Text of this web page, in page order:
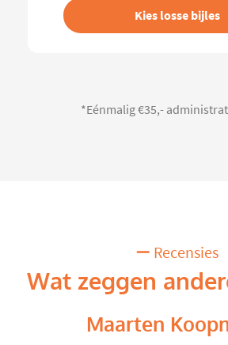
Kies losse bijles
*Eénmalig €35,-
Recensies
Wat zeggen
Maarten